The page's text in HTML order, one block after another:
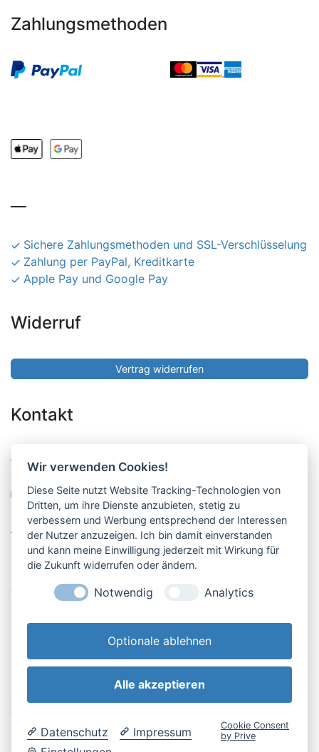
Zahlungsmethoden
Sichere Zahlungsmethoden und SSL-Verschlüsselung
Zahlung per PayPal, Kreditkarte
Apple Pay und Google Pay
Widerruf
Vertrag widerrufen
Kontakt
Pucher Straße 10, Fürstenfeldbruck
08141-12269
shop@englschalk.de
Öffnungszeiten
Anfahrt & Kontakt
Retouren-Portal
AGB & Kundeninfo
Widerrufsbelehrung
Datenschutzerklärung
Wir verwenden Cookies!
Diese Seite nutzt Website Tracking-Technologien von
Dritten, um ihre Dienste anzubieten, stetig zu
verbessern und Werbung entsprechend der Interessen
der Nutzer anzuzeigen. Ich bin damit einverstanden
und kann meine Einwilligung jederzeit mit Wirkung für
die Zukunft widerrufen oder ändern.
Notwendig Analytics
Optionale ablehnen
Alle akzeptieren
Datenschutz
Impressum
Cookie Consent
by Prive